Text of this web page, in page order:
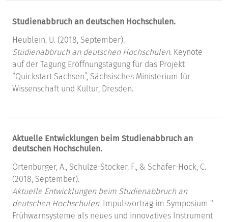
Studienabbruch an deutschen Hochschulen.
Heublein, U. (2018, September).
Studienabbruch an deutschen Hochschulen. Keynote
auf der Tagung Eröffnungstagung für das Projekt
“Quickstart Sachsen”, Sächsisches Ministerium für
Wissenschaft und Kultur, Dresden.
Aktuelle Entwicklungen beim Studienabbruch an
deutschen Hochschulen.
Ortenburger, A., Schulze-Stocker, F., & Schäfer-Hock, C.
(2018, September).
Aktuelle Entwicklungen beim Studienabbruch an
deutschen Hochschulen. Impulsvortrag im Symposium "
Frühwarnsysteme als neues und innovatives Instrument